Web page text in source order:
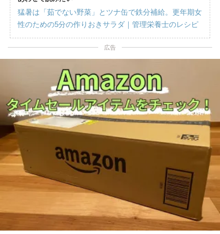
猛暑は「茹でない野菜」とツナ缶で鉄分補給。更年期女
性のための5分の作りおきサラダ｜管理栄養士のレシピ
広告